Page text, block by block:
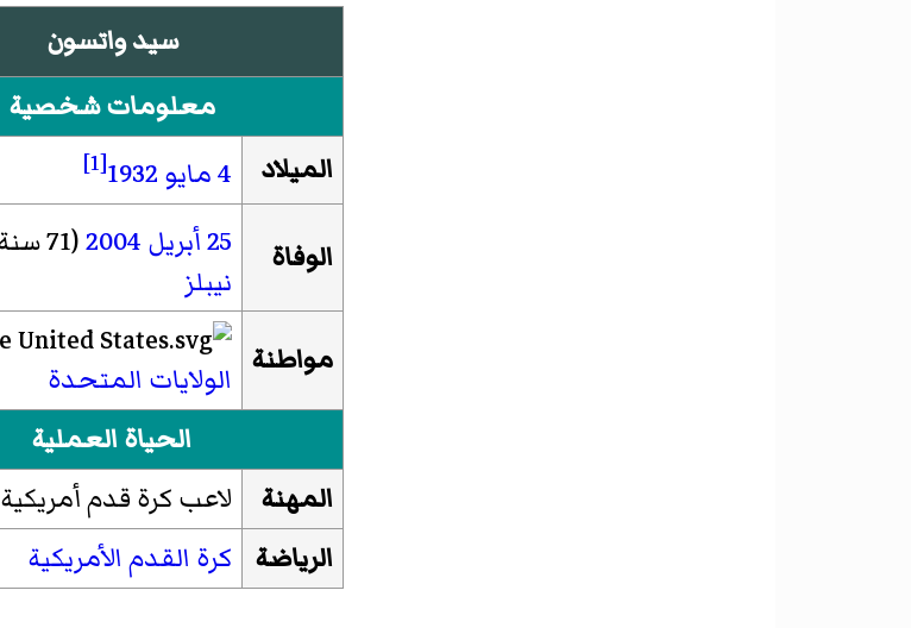
سيد واتسون
معلومات شخصية
الميلاد
4 مايو 1932
[1]
الوفاة 25 أبريل 2004(71 سنة)
نيبلز
مواطنة
الولايات المتحدة
الحياة العملية
المهنة
لاعب كرة قدم أمريكية
الرياضة
كرة القدم الأمريكية